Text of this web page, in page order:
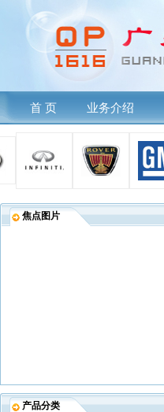
首 页 业务介绍
焦点图片
产品分类